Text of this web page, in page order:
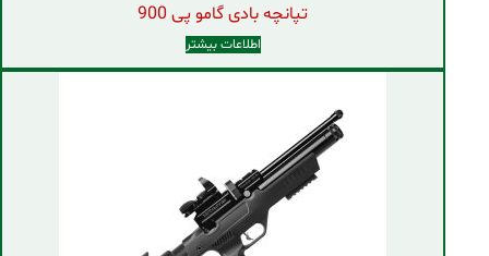
تپانچه بادی گامو پی 900
اطلاعات بیشتر